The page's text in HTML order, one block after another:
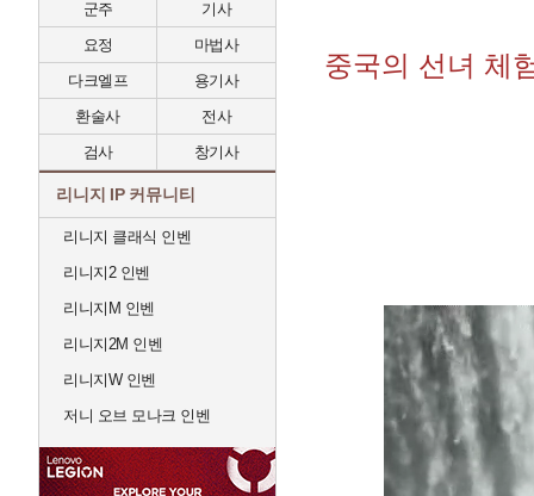
군주
기사
요정
마법사
다크엘프
용기사
환술사
전사
검사
창기사
리니지 IP 커뮤니티
리니지 클래식 인벤
리니지2 인벤
리니지M 인벤
리니지2M 인벤
리니지W 인벤
저니 오브 모나크 인벤
중국의 선녀 체